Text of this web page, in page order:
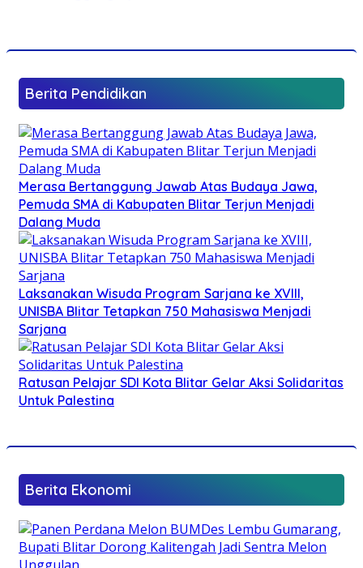
Berita Pendidikan
Merasa Bertanggung Jawab Atas Budaya Jawa,
Pemuda SMA di Kabupaten Blitar Terjun Menjadi
Dalang Muda
Laksanakan Wisuda Program Sarjana ke XVIII,
UNISBA Blitar Tetapkan 750 Mahasiswa Menjadi
Sarjana
Ratusan Pelajar SDI Kota Blitar Gelar Aksi Solidaritas
Untuk Palestina
Berita Ekonomi